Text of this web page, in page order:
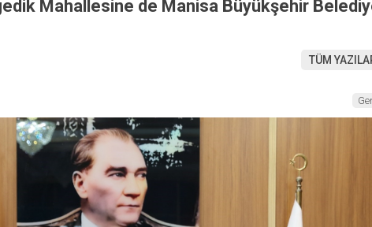
Mahallesine de Manisa Büyükşehir
TÜM